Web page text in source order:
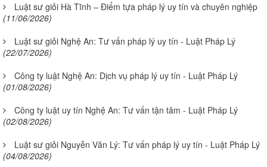
Luật sư giỏi Hà Tĩnh – Điểm tựa pháp lý uy tín và chuyên nghiệp
(11/06/2026)
Luật sư giỏi Nghệ An: Tư vấn pháp lý uy tín - Luật Pháp Lý
(22/07/2026)
Công ty luật Nghệ An: Dịch vụ pháp lý uy tín - Luật Pháp Lý
(01/08/2026)
Công ty luật uy tín Nghệ An: Tư vấn tận tâm - Luật Pháp Lý
(02/08/2026)
Luật sư giỏi Nguyễn Văn Lý: Tư vấn pháp lý uy tín - Luật Pháp Lý
(04/08/2026)